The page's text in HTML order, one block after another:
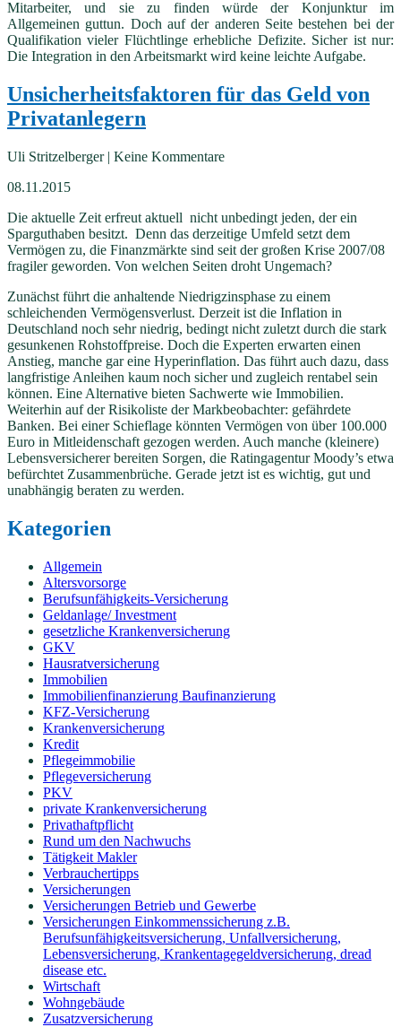
Mitarbeiter, und sie zu finden würde der Konjunktur im
Allgemeinen guttun. Doch auf der anderen Seite bestehen bei der
Qualifikation vieler Flüchtlinge erhebliche Defizite. Sicher ist nur:
Die Integration in den Arbeitsmarkt wird keine leichte Aufgabe.
Unsicherheitsfaktoren für das Geld von
Privatanlegern
Uli Stritzelberger | Keine Kommentare
08.11.2015
Die aktuelle Zeit erfreut aktuell nicht unbedingt jeden, der ein
Sparguthaben besitzt. Denn das derzeitige Umfeld setzt dem
Vermögen zu, die Finanzmärkte sind seit der großen Krise 2007/08
fragiler geworden. Von welchen Seiten droht Ungemach?
Zunächst führt die anhaltende Niedrigzinsphase zu einem
schleichenden Vermögensverlust. Derzeit ist die Inflation in
Deutschland noch sehr niedrig, bedingt nicht zuletzt durch die stark
gesunkenen Rohstoffpreise. Doch die Experten erwarten einen
Anstieg, manche gar eine Hyperinflation. Das führt auch dazu, dass
langfristige Anleihen kaum noch sicher und zugleich rentabel sein
können. Eine Alternative bieten Sachwerte wie Immobilien.
Weiterhin auf der Risikoliste der Markbeobachter: gefährdete
Banken. Bei einer Schieflage könnten Vermögen von über 100.000
Euro in Mitleidenschaft gezogen werden. Auch manche (kleinere)
Lebensversicherer bereiten Sorgen, die Ratingagentur Moody’s etwa
befürchtet Zusammenbrüche. Gerade jetzt ist es wichtig, gut und
unabhängig beraten zu werden.
Kategorien
Allgemein
Altersvorsorge
Berufsunfähigkeits-Versicherung
Geldanlage/ Investment
gesetzliche Krankenversicherung
GKV
Hausratversicherung
Immobilien
Immobilienfinanzierung Baufinanzierung
KFZ-Versicherung
Krankenversicherung
Kredit
Pflegeimmobilie
Pflegeversicherung
PKV
private Krankenversicherung
Privathaftpflicht
Rund um den Nachwuchs
Tätigkeit Makler
Verbrauchertipps
Versicherungen
Versicherungen Betrieb und Gewerbe
Versicherungen Einkommenssicherung z.B.
Berufsunfähigkeitsversicherung, Unfallversicherung,
Lebensversicherung, Krankentagegeldversicherung, dread
disease etc.
Wirtschaft
Wohngebäude
Zusatzversicherung